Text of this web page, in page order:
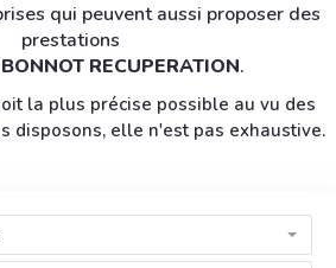
qui peuvent aussi proposer des
prestations
BONNOT RECUPERATION.
la plus précise possible au vu des
disposons, elle n'est pas exhaustive.